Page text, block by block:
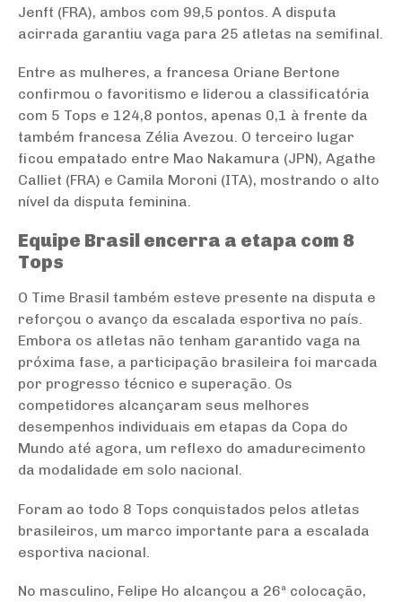
Jenft (FRA), ambos com 99,5 pontos. A disputa
acirrada garantiu vaga para 25 atletas na semifinal.
Entre as mulheres, a francesa Oriane Bertone
confirmou o favoritismo e liderou a classificatória
com 5 Tops e 124,8 pontos, apenas 0,1 à frente da
também francesa Zélia Avezou. O terceiro lugar
ficou empatado entre Mao Nakamura (JPN), Agathe
Calliet (FRA) e Camila Moroni (ITA), mostrando o alto
nível da disputa feminina.
Equipe Brasil encerra a etapa com 8
Tops
O Time Brasil também esteve presente na disputa e
reforçou o avanço da escalada esportiva no país.
Embora os atletas não tenham garantido vaga na
próxima fase, a participação brasileira foi marcada
por progresso técnico e superação. Os
competidores alcançaram seus melhores
desempenhos individuais em etapas da Copa do
Mundo até agora, um reflexo do amadurecimento
da modalidade em solo nacional.
Foram ao todo 8 Tops conquistados pelos atletas
brasileiros, um marco importante para a escalada
esportiva nacional.
No masculino, Felipe Ho alcançou a 26ª colocação,